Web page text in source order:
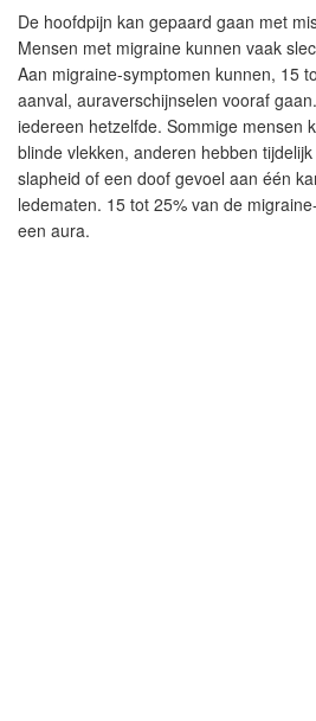
De hoofdpijn kan gepaard gaan met
Mensen met migraine kunnen vaak
Aan migraine-symptomen kunnen, 15
aanval, auraverschijnselen vooraf
iedereen hetzelfde. Sommige mensen
blinde vlekken, anderen hebben
slapheid of een doof gevoel aan één
ledematen. 15 tot 25% van de
een aura.